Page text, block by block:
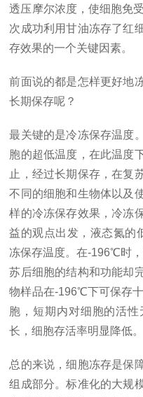
透压摩尔浓度，使细胞免
次成功利用甘油冻存了红
存效果的一个关键因素。
前面说的都是怎样更好地
长期保存呢？
最关键的是冷冻保存温度
胞的超低温度，在此温度
止，经过长期保存，在复
不同的细胞和生物体以及
样的冷冻保存效果，冷冻
益的观点出发，液态氮的
冻保存温度。在-196℃时
苏后细胞的结构和功能却
物样品在-196℃下可保存
胞，短期内对细胞的活
长，细胞存活率明显降低。
总的来说，细胞冻存是保
组成部分。标准化的大规